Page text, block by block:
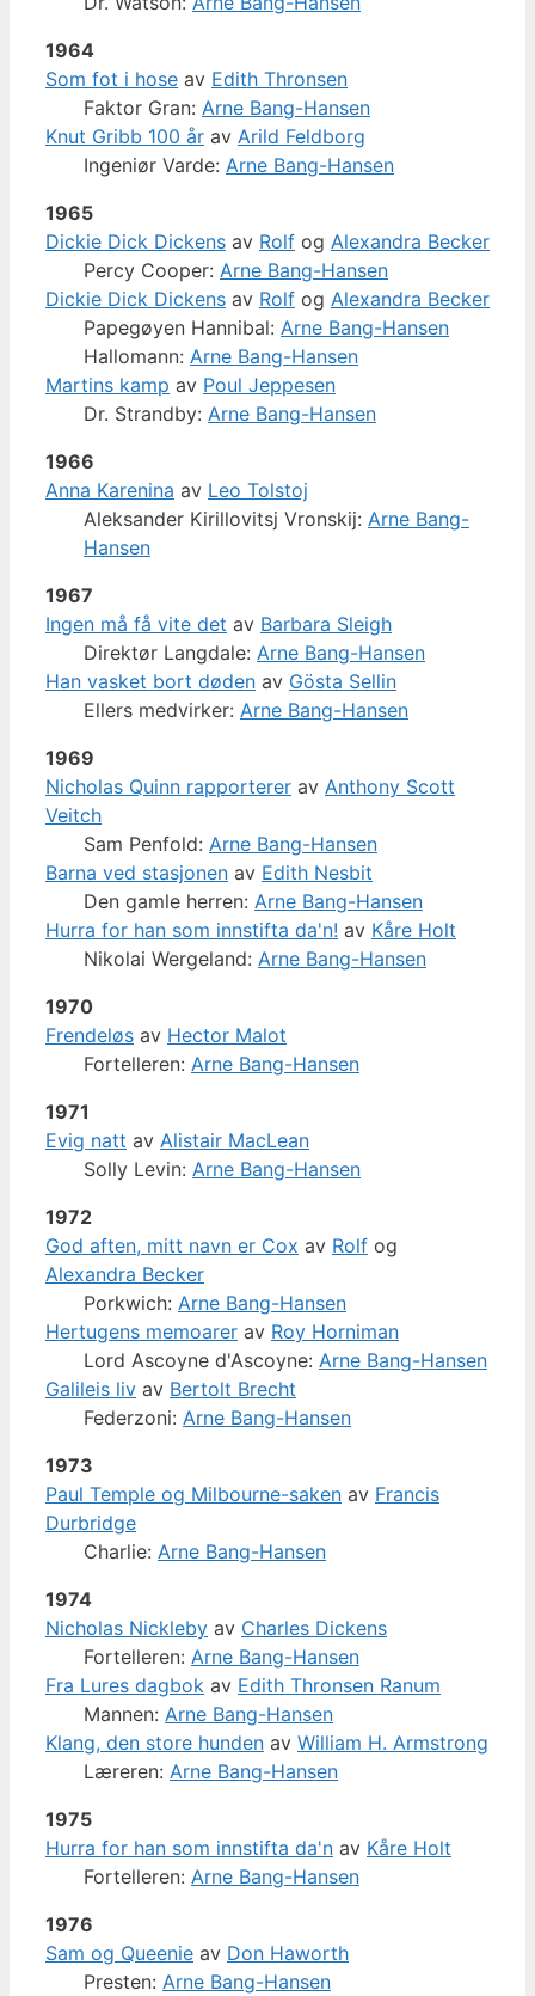
1964
Som fot i hose av Edith Thronsen
Faktor Gran: Arne Bang-Hansen
Knut Gribb 100 år av Arild Feldborg
Ingeniør Varde: Arne Bang-Hansen
1965
Dickie Dick Dickens av Rolf og Alexandra Becker
Percy Cooper: Arne Bang-Hansen
Dickie Dick Dickens av Rolf og Alexandra Becker
Papegøyen Hannibal: Arne Bang-Hansen
Hallomann: Arne Bang-Hansen
Martins kamp av Poul Jeppesen
Dr. Strandby: Arne Bang-Hansen
1966
Anna Karenina av Leo Tolstoj
Aleksander Kirillovitsj Vronskij: Arne Bang-
Hansen
1967
Ingen må få vite det av Barbara Sleigh
Direktør Langdale: Arne Bang-Hansen
Han vasket bort døden av Gösta Sellin
Ellers medvirker: Arne Bang-Hansen
1969
Nicholas Quinn rapporterer av Anthony Scott
Veitch
Sam Penfold: Arne Bang-Hansen
Barna ved stasjonen av Edith Nesbit
Den gamle herren: Arne Bang-Hansen
Hurra for han som innstifta da'n! av Kåre Holt
Nikolai Wergeland: Arne Bang-Hansen
1970
Frendeløs av Hector Malot
Fortelleren: Arne Bang-Hansen
1971
Evig natt av Alistair MacLean
Solly Levin: Arne Bang-Hansen
1972
God aften, mitt navn er Cox av Rolf og
Alexandra Becker
Porkwich: Arne Bang-Hansen
Hertugens memoarer av Roy Horniman
Lord Ascoyne d'Ascoyne: Arne Bang-Hansen
Galileis liv av Bertolt Brecht
Federzoni: Arne Bang-Hansen
1973
Paul Temple og Milbourne-saken av Francis
Durbridge
Charlie: Arne Bang-Hansen
1974
Nicholas Nickleby av Charles Dickens
Fortelleren: Arne Bang-Hansen
Fra Lures dagbok av Edith Thronsen Ranum
Mannen: Arne Bang-Hansen
Klang, den store hunden av William H. Armstrong
Læreren: Arne Bang-Hansen
1975
Hurra for han som innstifta da'n av Kåre Holt
Fortelleren: Arne Bang-Hansen
1976
Sam og Queenie av Don Haworth
Presten: Arne Bang-Hansen